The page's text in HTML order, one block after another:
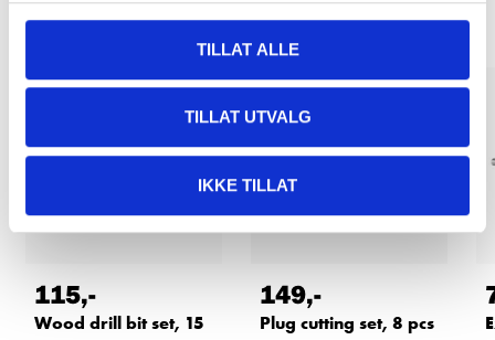
TILLAT ALLE
TILLAT UTVALG
IKKE TILLAT
115,-
Wood drill bit set, 15
149,-
Plug cutting set, 8 pcs